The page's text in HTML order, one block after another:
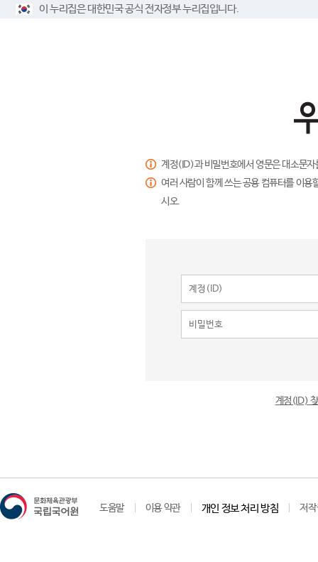
이 누리집은 대한민국 공식 전자정부 누리집입니다.
계정(ID)과 비밀번호에서 영문은 대소문
여러 사람이 함께 쓰는 공용 컴퓨터를 이
시오.
계정(ID)
도움말 이용 약관 개인 정보 처리 방침 저